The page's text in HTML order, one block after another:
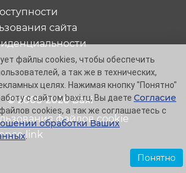
© 2005-2026 Baxi
сайта
файлов cookie
link
файлы cookies, чтобы обеспечить
а так же в технических,
целях. Нажимая кнопку "Понятно"
с сайтом baxi.ru, Вы даете Согласие
cookies, а так же соглашаетесь с
обработки Ваших
.
Понятно